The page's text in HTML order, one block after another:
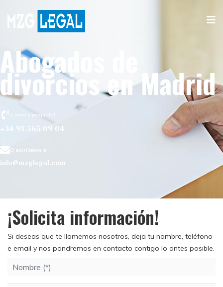
Abogados de
divorcios en Madrid
¡Llama y pregunta!
+34 91 565 09 04
O escríbenos a
info@mzglegal.com
¡Solicita información!
Si deseas que te llamemos nosotros, deja tu nombre, teléfono
e email y nos pondremos en contacto contigo lo antes posible.